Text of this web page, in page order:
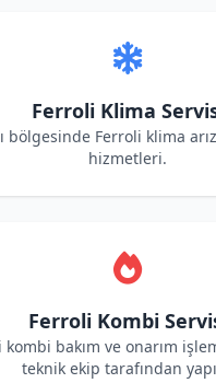
Ferroli Klima
bölgesinde Ferroli klima
hizmetleri.
Ferroli Kombi
kombi bakım ve onarım
teknik ekip tarafından